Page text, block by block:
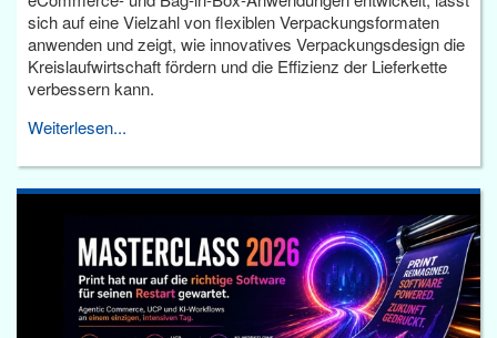
sich auf eine Vielzahl von flexiblen Verpackungsformaten
anwenden und zeigt, wie innovatives Verpackungsdesign die
Kreislaufwirtschaft fördern und die Effizienz der Lieferkette
verbessern kann.
Weiterlesen...